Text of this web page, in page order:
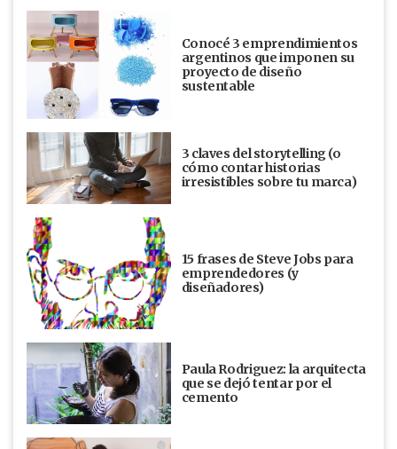
Conocé 3 emprendimientos
argentinos que imponen su
proyecto de diseño
sustentable
3 claves del storytelling (o
cómo contar historias
irresistibles sobre tu marca)
15 frases de Steve Jobs para
emprendedores (y
diseñadores)
Paula Rodriguez: la arquitecta
que se dejó tentar por el
cemento